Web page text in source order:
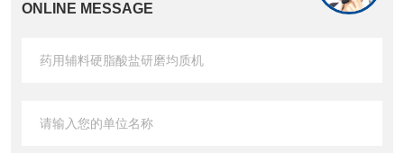
ONLINE MESSAGE